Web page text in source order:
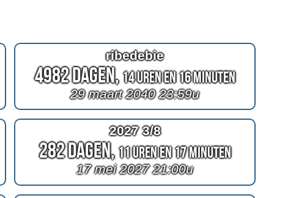
ribedebie
4982 Dagen,14 Uren en 16 Minuten
29 maart 2040 23:59u
2027 3/8
282 Dagen,11 Uren en 17 Minuten
17 mei 2027 21:00u